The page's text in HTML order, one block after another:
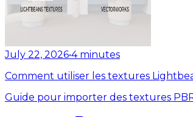
July 22, 2026•4 minutes
Comment utiliser les textures
Guide pour importer des textures